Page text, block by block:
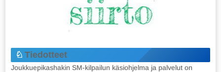
Tiedotteet
Joukkuepikashakin SM-kilpailun käsiohjelma ja palvelut on